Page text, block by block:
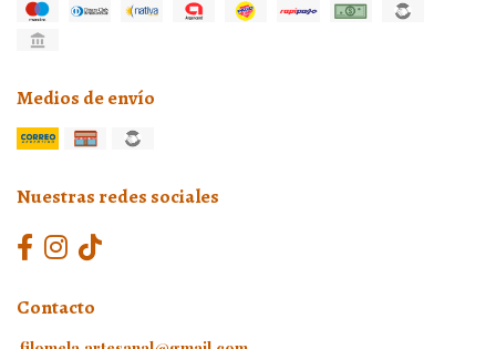
Medios de envío
Nuestras redes sociales
Contacto